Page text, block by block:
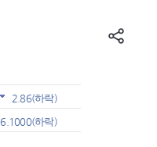
2.86(하락)
6.1000(하락)